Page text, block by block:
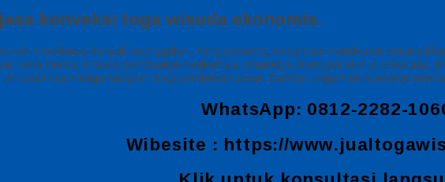
konveksi toga wisuda ekonomis.
membawa banyak keunggulan. Yang pertama, Anda bisa mendesain secara
Kota Dumai Proses pembuatan berikutnya umumnya ditangani oleh profesional.
pastinya menguntungkan bagi pembelian besar. Bahkan, sejumlah konveksi
WhatsApp: 0812-2282-
Wibesite : https://